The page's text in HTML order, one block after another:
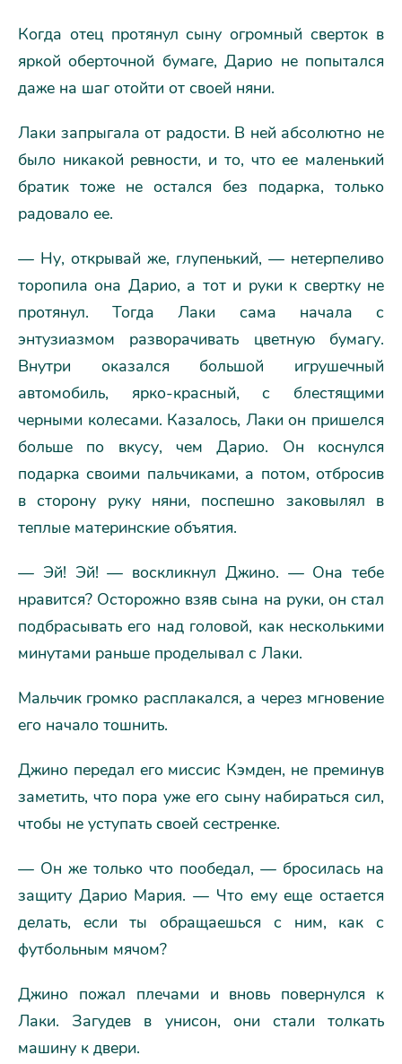
Когда отец протянул сыну огромный сверток в
яркой оберточной бумаге, Дарио не попытался
даже на шаг отойти от своей няни.
Лаки запрыгала от радости. В ней абсолютно не
было никакой ревности, и то, что ее маленький
братик тоже не остался без подарка, только
радовало ее.
— Ну, открывай же, глупенький, — нетерпеливо
торопила она Дарио, а тот и руки к свертку не
протянул. Тогда Лаки сама начала с
энтузиазмом разворачивать цветную бумагу.
Внутри оказался большой игрушечный
автомобиль, ярко-красный, с блестящими
черными колесами. Казалось, Лаки он пришелся
больше по вкусу, чем Дарио. Он коснулся
подарка своими пальчиками, а потом, отбросив
в сторону руку няни, поспешно заковылял в
теплые материнские объятия.
— Эй! Эй! — воскликнул Джино. — Она тебе
нравится? Осторожно взяв сына на руки, он стал
подбрасывать его над головой, как несколькими
минутами раньше проделывал с Лаки.
Мальчик громко расплакался, а через мгновение
его начало тошнить.
Джино передал его миссис Кэмден, не преминув
заметить, что пора уже его сыну набираться сил,
чтобы не уступать своей сестренке.
— Он же только что пообедал, — бросилась на
защиту Дарио Мария. — Что ему еще остается
делать, если ты обращаешься с ним, как с
футбольным мячом?
Джино пожал плечами и вновь повернулся к
Лаки. Загудев в унисон, они стали толкать
машину к двери.